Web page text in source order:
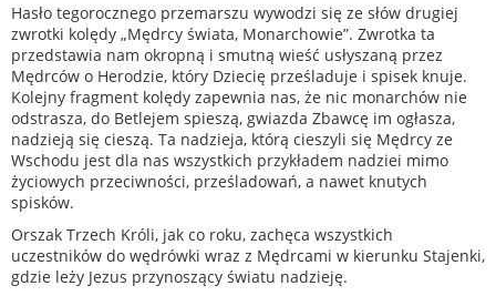
Hasło tegorocznego przemarszu wywodzi się ze słów drugiej
zwrotki kolędy „Mędrcy świata, Monarchowie”. Zwrotka ta
przedstawia nam okropną i smutną wieść usłyszaną przez
Mędrców o Herodzie, który Dziecię prześladuje i spisek knuje.
Kolejny fragment kolędy zapewnia nas, że nic monarchów nie
odstrasza, do Betlejem spieszą, gwiazda Zbawcę im ogłasza,
nadzieją się cieszą. Ta nadzieja, którą cieszyli się Mędrcy ze
Wschodu jest dla nas wszystkich przykładem nadziei mimo
życiowych przeciwności, prześladowań, a nawet knutych
spisków.
Orszak Trzech Króli, jak co roku, zachęca wszystkich
uczestników do wędrówki wraz z Mędrcami w kierunku Stajenki,
gdzie leży Jezus przynoszący światu nadzieję.